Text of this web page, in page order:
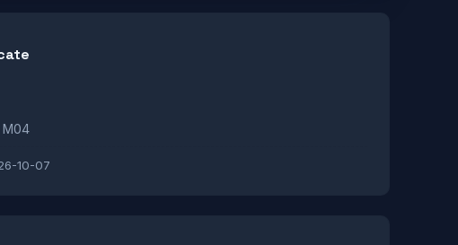
M04
10-07